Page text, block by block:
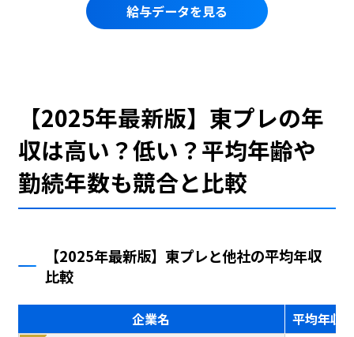
給与データを見る
【2025年最新版】東プレの年
収は高い？低い？平均年齢や
勤続年数も競合と比較
【2025年最新版】東プレと他社の平均年収
比較
企業名
平均年収